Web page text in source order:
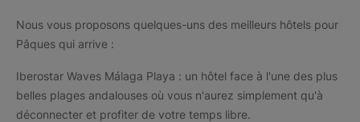
Nous vous proposons quelques-uns des meilleurs hôtels pour
Pâques qui arrive :
Iberostar Waves Málaga Playa : un hôtel face à l'une des plus
belles plages andalouses où vous n'aurez simplement qu'à
déconnecter et profiter de votre temps libre.